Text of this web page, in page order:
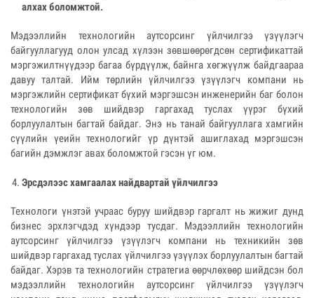
алхах боломжтой.
Мэдээллийн технологийн аутсорсинг үйлчилгээ үзүүлэгч
байгууллагууд олон улсад хүлээн зөвшөөрөгдсөн сертификаттай
мэргэжилтнүүдээр багаа бүрдүүлж, байнга хөгжүүлж байдгаараа
давуу талтай. Ийм төрлийн үйлчилгээ үзүүлэгч компани нь
мэргэжлийн сертификат бүхий мэргэшсэн инженерийн баг болон
технологийн зөв шийдвэр гаргахад туслах үүрэг бүхий
борлуулалтын багтай байдаг. Энэ нь танай байгууллага хамгийн
сүүлийн үеийн технологийг үр дүнтэй ашиглахад мэргэшсэн
багийн дэмжлэг авах боломжтой гэсэн үг юм.
Эрсдэлээс хамгаалах найдвартай үйлчилгээ
Технологи үнэтэй учраас буруу шийдвэр гаргалт нь жижиг дунд
бизнес эрхлэгчдэд хүндээр тусдаг. Мэдээллийн технологийн
аутсорсинг үйлчилгээ үзүүлэгч компани нь техникийн зөв
шийдвэр гаргахад туслах үйлчилгээ үзүүлэх борлуулалтын багтай
байдаг. Хэрэв та технологийн стратегиа өөрчлөхөөр шийдсэн бол
мэдээллийн технологийн аутсорсинг үйлчилгээ үзүүлэгч